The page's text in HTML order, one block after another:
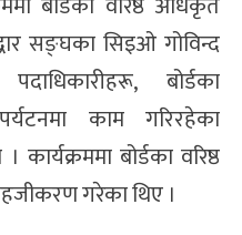
सङ्घका सिइओ गोविन्द
बोर्डका
काम गरिरहेका
बोर्डका वरिष्ठ
गरेका थिए ।